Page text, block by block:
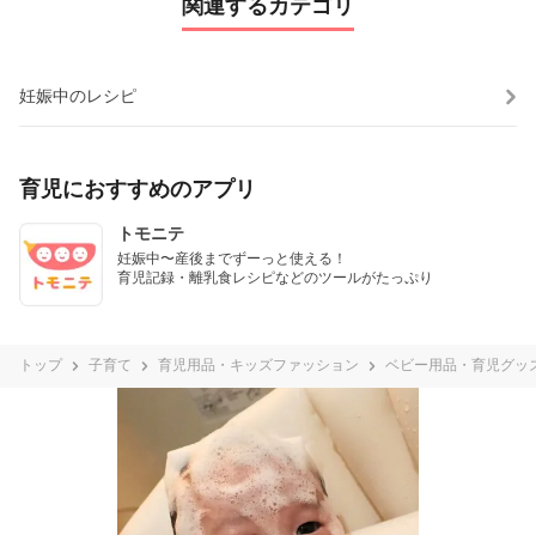
関連するカテゴリ
妊娠中のレシピ
育児におすすめのアプリ
トモニテ
妊娠中〜産後までずーっと使える！
育児記録・離乳食レシピなどのツールがたっぷり
トップ 子育て 育児用品・キッズファッション ベビー用品・育児グッ